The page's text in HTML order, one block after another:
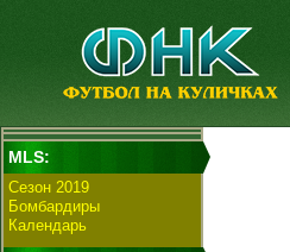
MLS:
Сезон 2019
Бомбардиры
Календарь